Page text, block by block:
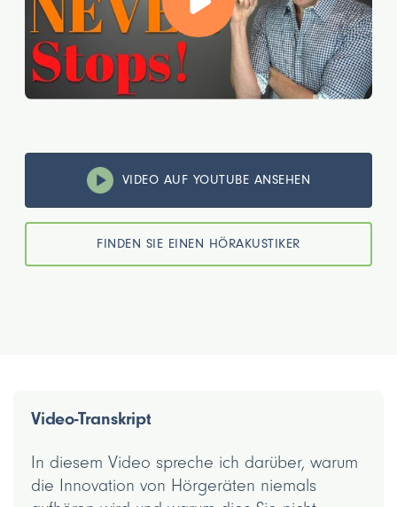
VIDEO AUF YOUTUBE ANSEHEN
FINDEN SIE EINEN HÖRAKUSTIKER
Video-Transkript
In diesem Video spreche ich darüber, warum
die Innovation von Hörgeräten niemals